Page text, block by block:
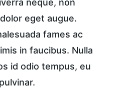
neque, non
eget augue.
fames ac
in faucibus. Nulla
id odio tempus, eu